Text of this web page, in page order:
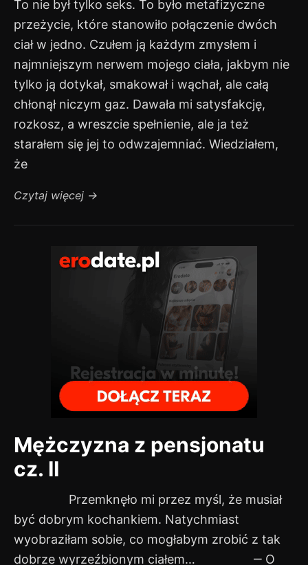
To nie był tylko seks. To było metafizyczne
przeżycie, które stanowiło połączenie dwóch
ciał w jedno. Czułem ją każdym zmysłem i
najmniejszym nerwem mojego ciała, jakbym nie
tylko ją dotykał, smakował i wąchał, ale całą
chłonął niczym gaz. Dawała mi satysfakcję,
rozkosz, a wreszcie spełnienie, ale ja też
starałem się jej to odwzajemniać. Wiedziałem,
że
Czytaj więcej →
Mężczyzna z pensjonatu
cz. II
Przemknęło mi przez myśl, że musiał
być dobrym kochankiem. Natychmiast
wyobraziłam sobie, co mogłabym zrobić z tak
dobrze wyrzeźbionym ciałem… ‒ O